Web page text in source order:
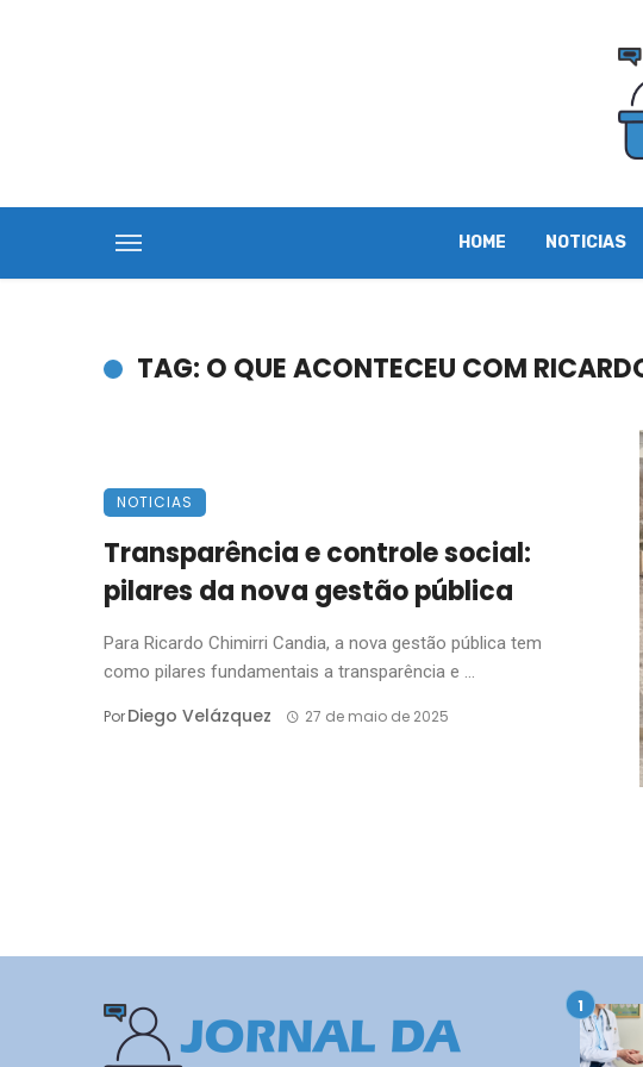
HOME NOTICIAS
TAG: O QUE ACONTECEU COM
NOTICIAS
Transparência e controle social:
pilares da nova gestão pública
Para Ricardo Chimirri Candia, a nova gestão pública tem
como pilares fundamentais a transparência e ...
PorDiego Velázquez 27 de maio de 2025